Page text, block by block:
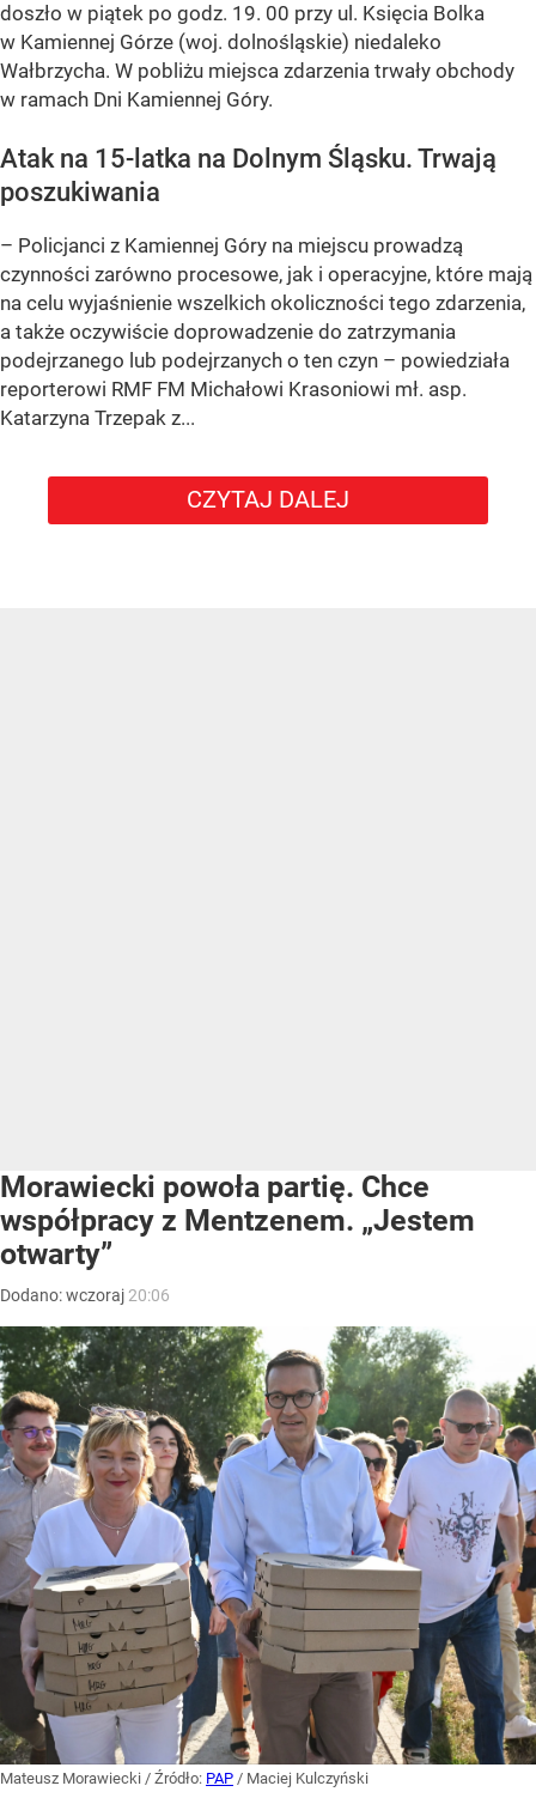
doszło w piątek po godz. 19. 00 przy ul. Księcia Bolka
w Kamiennej Górze (woj. dolnośląskie) niedaleko
Wałbrzycha. W pobliżu miejsca zdarzenia trwały obchody
w ramach Dni Kamiennej Góry.
Atak na 15-latka na Dolnym Śląsku. Trwają
poszukiwania
– Policjanci z Kamiennej Góry na miejscu prowadzą
czynności zarówno procesowe, jak i operacyjne, które mają
na celu wyjaśnienie wszelkich okoliczności tego zdarzenia,
a także oczywiście doprowadzenie do zatrzymania
podejrzanego lub podejrzanych o ten czyn – powiedziała
reporterowi RMF FM Michałowi Krasoniowi mł. asp.
Katarzyna Trzepak z...
CZYTAJ DALEJ
Morawiecki powoła partię. Chce
współpracy z Mentzenem. „Jestem
otwarty”
Dodano:wczoraj 20:06
Mateusz Morawiecki / Źródło: PAP / Maciej Kulczyński